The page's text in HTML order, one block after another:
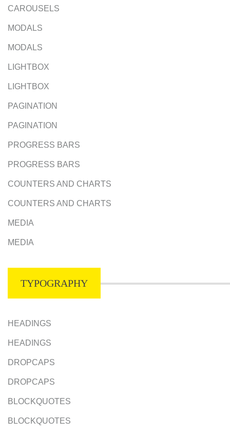
CAROUSELS
MODALS
MODALS
LIGHTBOX
LIGHTBOX
PAGINATION
PAGINATION
PROGRESS BARS
PROGRESS BARS
COUNTERS AND CHARTS
COUNTERS AND CHARTS
MEDIA
MEDIA
TYPOGRAPHY
HEADINGS
HEADINGS
DROPCAPS
DROPCAPS
BLOCKQUOTES
BLOCKQUOTES